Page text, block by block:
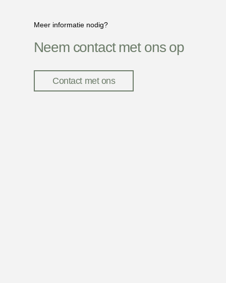
Meer informatie nodig?
Neem contact met ons op
Contact met ons